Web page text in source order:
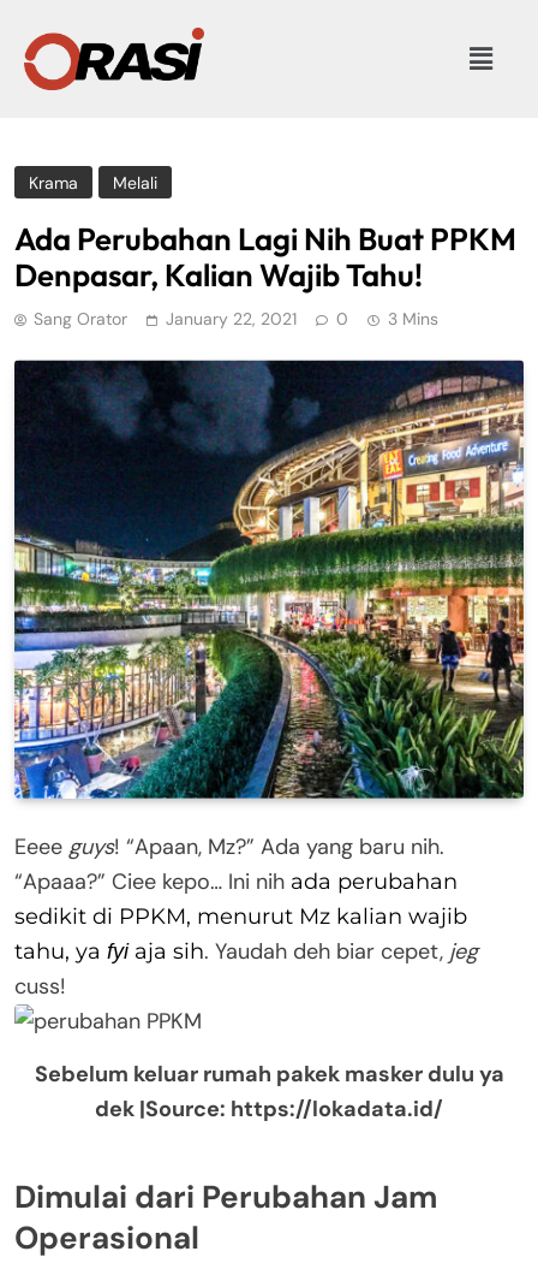
Krama Melali
Ada Perubahan Lagi Nih Buat PPKM
Denpasar, Kalian Wajib Tahu!
Sang Orator January 22, 2021 0 3 Mins
Eeee guys! “Apaan, Mz?” Ada yang baru nih.
“Apaaa?” Ciee kepo… Ini nih ada perubahan
sedikit di PPKM, menurut Mz kalian wajib
tahu, ya fyiaja sih. Yaudah deh biar cepet, jeg
cuss!
Sebelum keluar rumah pakek masker dulu ya
dek |Source: https://lokadata.id/
Dimulai dari Perubahan Jam
Operasional